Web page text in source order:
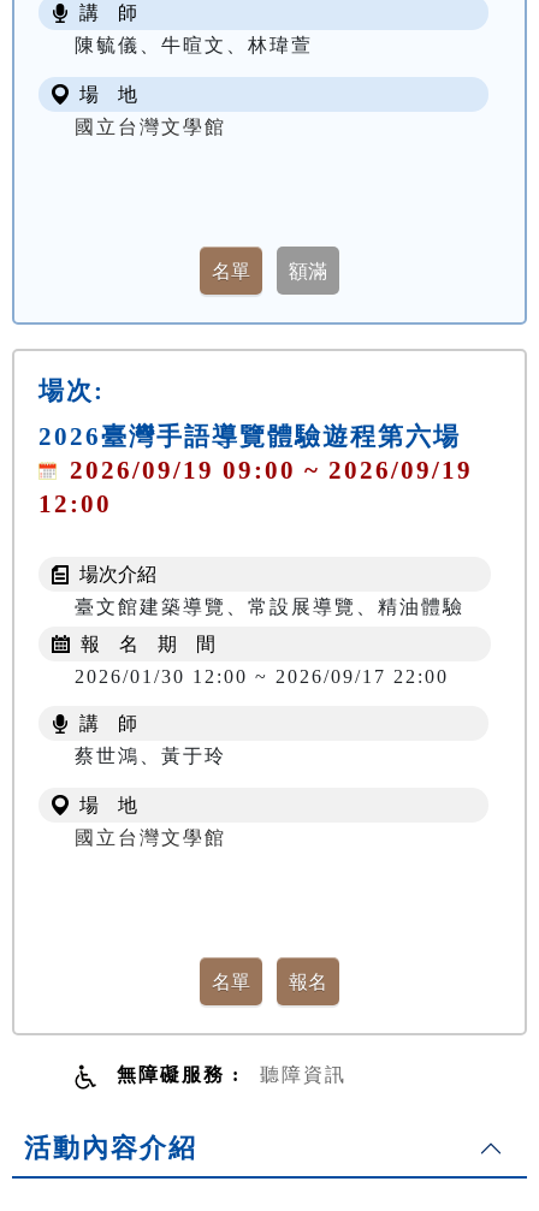
講 師
陳毓儀、牛暄文、林瑋萱
場 地
國立台灣文學館
場次:
2026臺灣手語導覽體驗遊程第六場
2026/09/19 09:00 ~ 2026/09/19
12:00
場次介紹
臺文館建築導覽、常設展導覽、精油體驗
報 名 期 間
2026/01/30 12:00 ~ 2026/09/17 22:00
講 師
蔡世鴻、黃于玲
場 地
國立台灣文學館
無障礙服務 : 聽障資訊
活動內容介紹